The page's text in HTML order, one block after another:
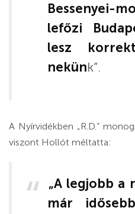
Bessenyei-
lefőzi
lesz
nekünk”.
A Nyírvidékben „R.D.”
viszont Hollót méltatta:
„A legjobb a
már